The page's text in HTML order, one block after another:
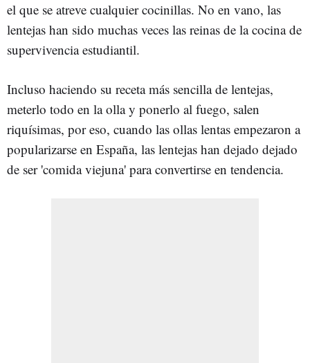
el que se atreve cualquier cocinillas. No en vano, las
lentejas han sido muchas veces las reinas de la cocina de
supervivencia estudiantil.
Incluso haciendo su receta más sencilla de lentejas,
meterlo todo en la olla y ponerlo al fuego, salen
riquísimas, por eso, cuando las ollas lentas empezaron a
popularizarse en España, las lentejas han dejado dejado
de ser 'comida viejuna' para convertirse en tendencia.